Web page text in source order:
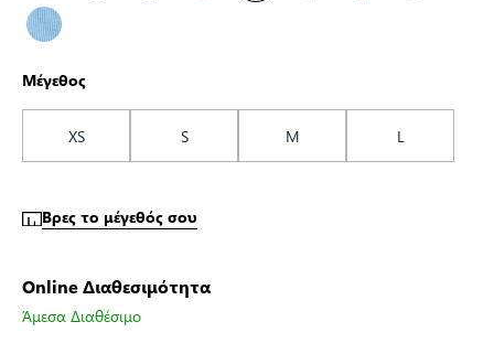
Μέγεθος
XS S M L
Βρες το μέγεθός σου
Online Διαθεσιμότητα
Άμεσα Διαθέσιμο